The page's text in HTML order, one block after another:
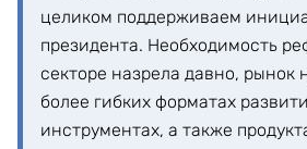
целиком поддерживаем
президента. Необходимость
секторе назрела давно, рынок
более гибких форматах
инструментах, а также